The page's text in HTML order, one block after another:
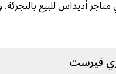
أديداس للبيع
فيرست